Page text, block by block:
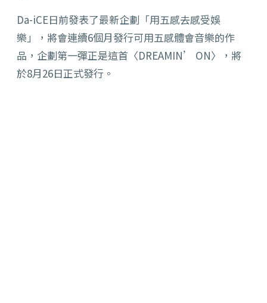
Da-iCE日前發表了最新企劃「用五感去感受娛
樂」，將會連續6個月發行可用五感體會音樂的作
品，企劃第一彈正是這首〈DREAMIN’ ON〉，將
於8月26日正式發行。